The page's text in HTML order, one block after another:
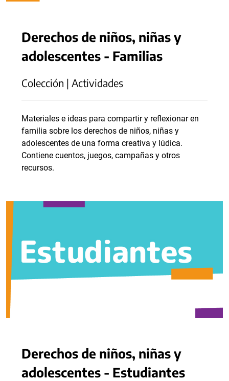
Derechos de niños, niñas y
adolescentes - Familias
Colección | Actividades
Materiales e ideas para compartir y reflexionar en
familia sobre los derechos de niños, niñas y
adolescentes de una forma creativa y lúdica.
Contiene cuentos, juegos, campañas y otros
recursos.
Derechos de niños, niñas y
adolescentes - Estudiantes